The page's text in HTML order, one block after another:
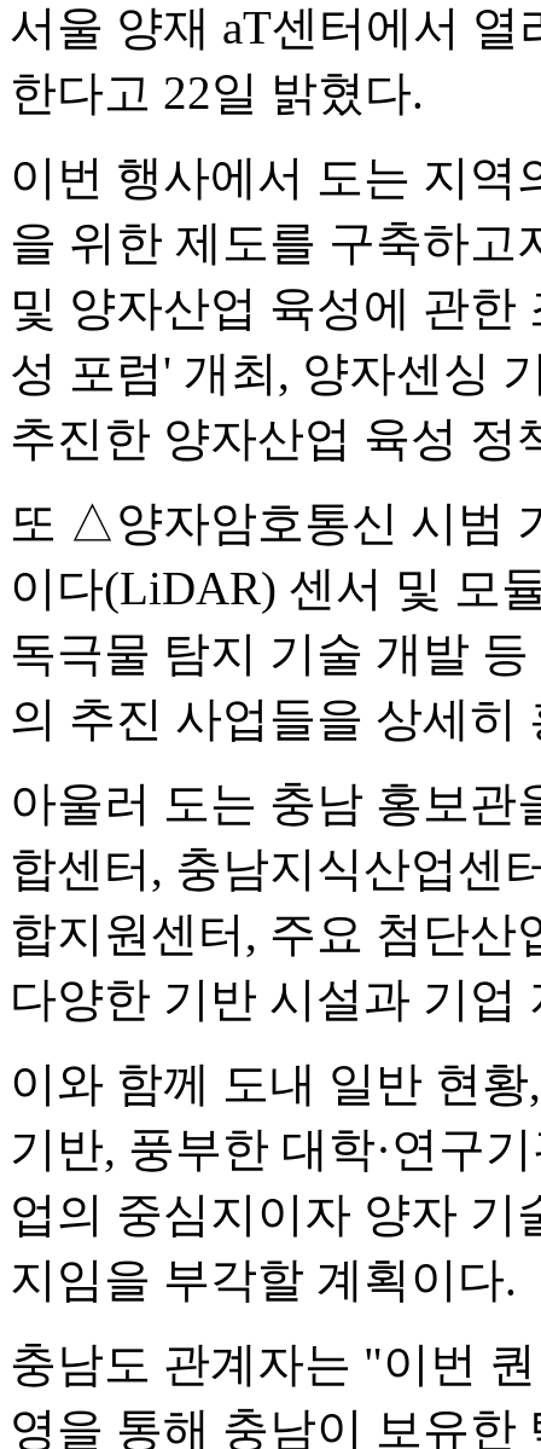
서울 양재 aT센터에서 열
한다고 22일 밝혔다.
이번 행사에서 도는 지역
을 위한 제도를 구축하고
및 양자산업 육성에 관한
성 포럼' 개최, 양자센싱
추진한 양자산업 육성 정
또 △양자암호통신 시범
이다(LiDAR) 센서 및 모
독극물 탐지 기술 개발
의 추진 사업들을 상세히
아울러 도는 충남 홍보
합센터, 충남지식산업센
합지원센터, 주요 첨단산
다양한 기반 시설과 기업
이와 함께 도내 일반 현
기반, 풍부한 대학·연구
업의 중심지이자 양자 기
지임을 부각할 계획이다.
충남도 관계자는 "이번
영을 통해 충남이 보유한